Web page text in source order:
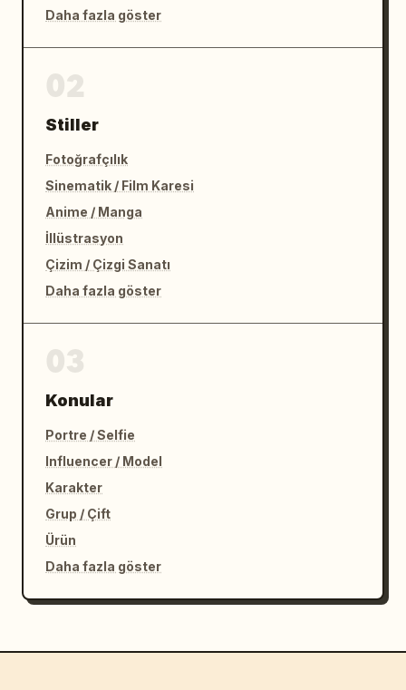
Daha fazla göster
Stiller
Fotoğrafçılık
Sinematik / Film Karesi
Anime / Manga
İllüstrasyon
Çizim / Çizgi Sanatı
Daha fazla göster
Konular
Portre / Selfie
Influencer / Model
Karakter
Grup / Çift
Ürün
Daha fazla göster